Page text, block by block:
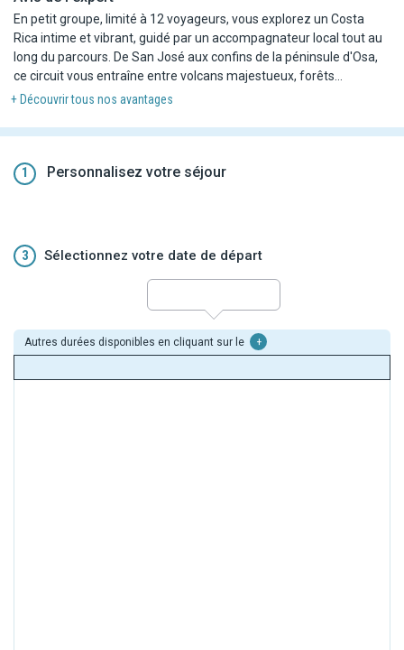
En petit groupe, limité à 12 voyageurs, vous explorez un Costa
Rica intime et vibrant, guidé par un accompagnateur local tout au
long du parcours. De San José aux confins de la péninsule d'Osa,
ce circuit vous entraîne entre volcans majestueux, forêts
profondes, plages sauvages et villages préservés. À Dota, vous
différente de cette terre de contrastes. Un voyage rare, au cœur
de la biodiversité et de l'humain, entre immersion, émotion et
+ Découvrir tous nos avantages
1 Personnalisez votre séjour
3 Sélectionnez votre date de départ
Autres durées disponibles en cliquant sur le +